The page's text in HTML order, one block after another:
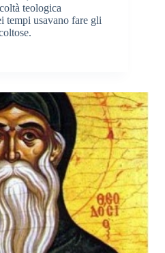
teologica
tempi usavano fare gli